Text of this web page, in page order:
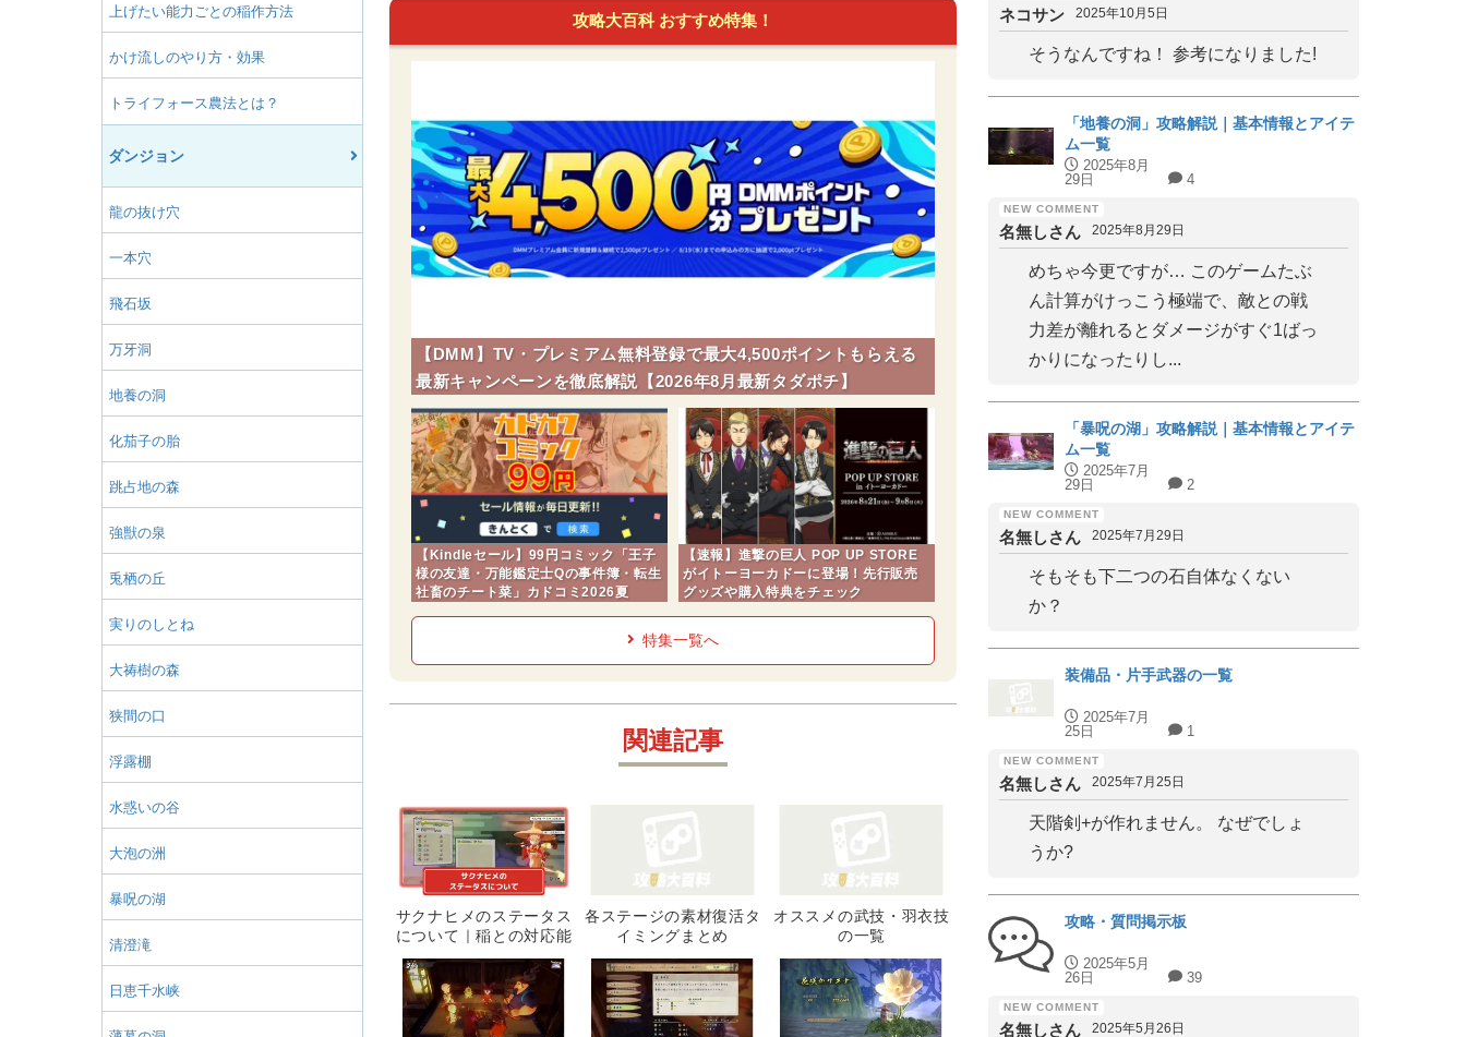
上げたい能力ごとの稲作方法
かけ流しのやり方・効果
トライフォース農法とは？
ダンジョン
龍の抜け穴
一本穴
飛石坂
万牙洞
地養の洞
化茄子の胎
跳占地の森
強獣の泉
兎栖の丘
実りのしとね
大祷樹の森
狭間の口
浮露棚
水惑いの谷
大泡の洲
暴呪の湖
清澄滝
日恵千水峡
攻略大百科 おすすめ特集！
【DMM】TV・プレミアム無料登録で最大4,500ポイントもらえる
最新キャンペーンを徹底解説【2026年8月最新タダポチ】
【Kindleセール】99円コミック「王子
様の友達・万能鑑定士Qの事件簿・転生
社畜のチート菜」カドコミ2026夏
【速報】進撃の巨人 POP UP STORE
がイトーヨーカドーに登場！先行販売
グッズや購入特典をチェック
特集一覧へ
関連記事
サクナヒメのステータス
について｜稲との対応能
力・育て方
各ステージの素材復活タ
イミングまとめ
オススメの武技・羽衣技
の一覧
ネコサン 2025年10月5日
そうなんですね！ 参考になりました!
「地養の洞」攻略解説｜基本情報とアイテ
ム一覧
2025年8月
29日
4
名無しさん 2025年8月29日
めちゃ今更ですが… このゲームたぶ
ん計算がけっこう極端で、敵との戦
力差が離れるとダメージがすぐ1ばっ
かりになったりし...
「暴呪の湖」攻略解説｜基本情報とアイテ
ム一覧
2025年7月
29日
2
名無しさん 2025年7月29日
そもそも下二つの石自体なくない
か？
装備品・片手武器の一覧
2025年7月
25日
1
名無しさん 2025年7月25日
天階剣+が作れません。 なぜでしょ
うか?
攻略・質問掲示板
2025年5月
26日
39
名無しさん 2025年5月26日